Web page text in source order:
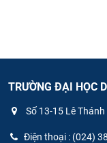
TRƯỜNG ĐẠI HỌC
Số 13-15 Lê
Điện thoại : (024)